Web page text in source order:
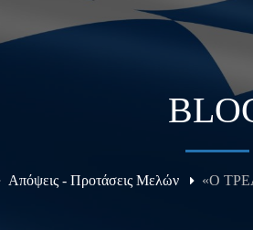
Απόψεις - Προτάσεις Μελών «Ο